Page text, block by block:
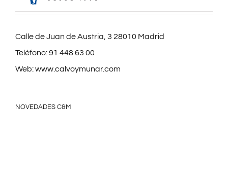
Calle de Juan de Austria, 3 28010 Madrid
Teléfono:91 448 63 00
Web:www.calvoymunar.com
NOVEDADES C&M